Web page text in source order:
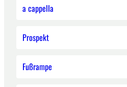
a cappella
Prospekt
Fußrampe